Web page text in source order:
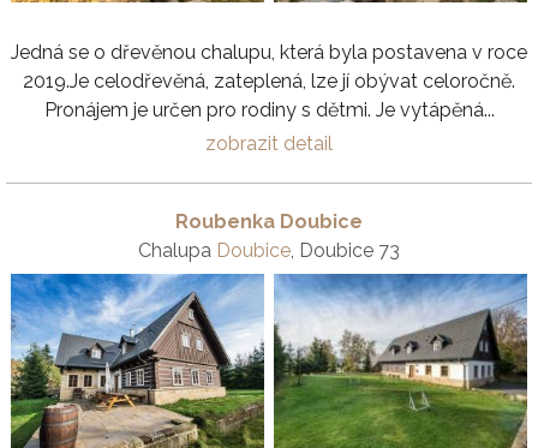
Jedná se o dřevěnou chalupu, která byla postavena v roce
2019.Je celodřevěná, zateplená, lze jí obývat celoročně.
Pronájem je určen pro rodiny s dětmi. Je vytápěná...
zobrazit detail
Roubenka Doubice
Chalupa Doubice, Doubice 73